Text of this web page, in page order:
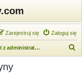
Zaloguj się
Zarejestruj się
Kontakt z administratorem witryny